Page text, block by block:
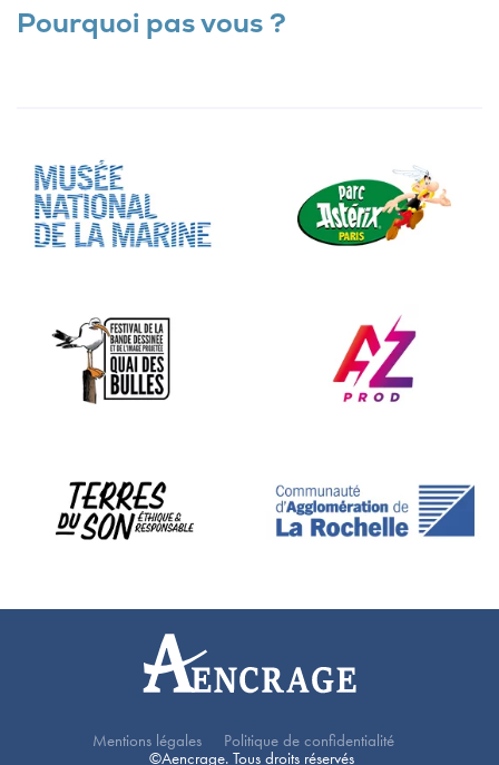
Pourquoi pas vous ?
Mentions légales
Politique de confidentialité
©Aencrage. Tous droits réservés